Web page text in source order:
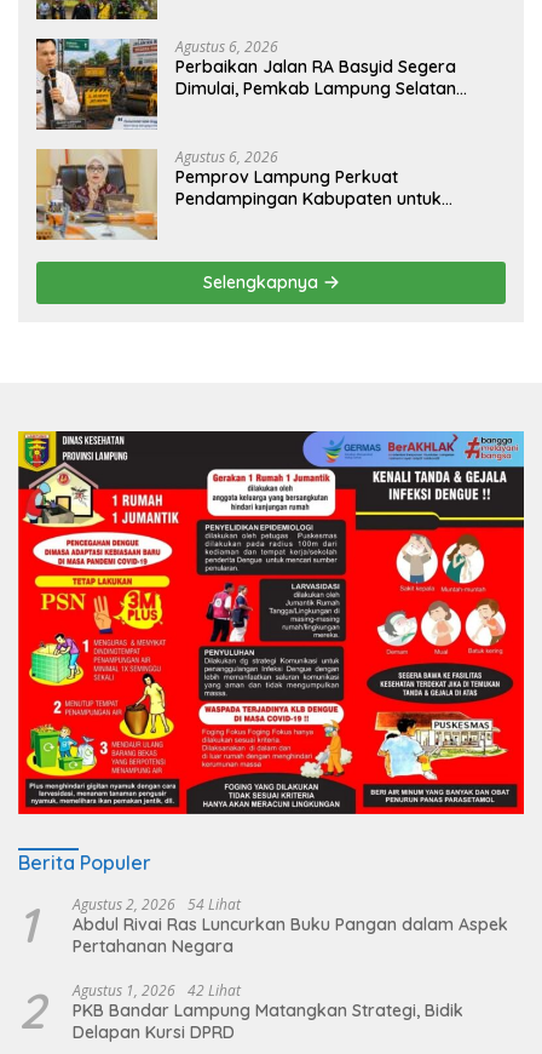
Agustus 6, 2026
Perbaikan Jalan RA Basyid Segera
Dimulai, Pemkab Lampung Selatan
Agustus 6, 2026
Pemprov Lampung Perkuat
Pendampingan Kabupaten untuk
Selengkapnya
Berita Populer
1 Agustus 2, 2026 54 Lihat
Abdul Rivai Ras Luncurkan Buku Pangan dalam Aspek
Pertahanan Negara
2 Agustus 1, 2026 42 Lihat
PKB Bandar Lampung Matangkan Strategi, Bidik
Delapan Kursi DPRD